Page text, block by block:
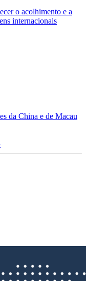
o acolhimento e a
internacionais
da China e de Macau